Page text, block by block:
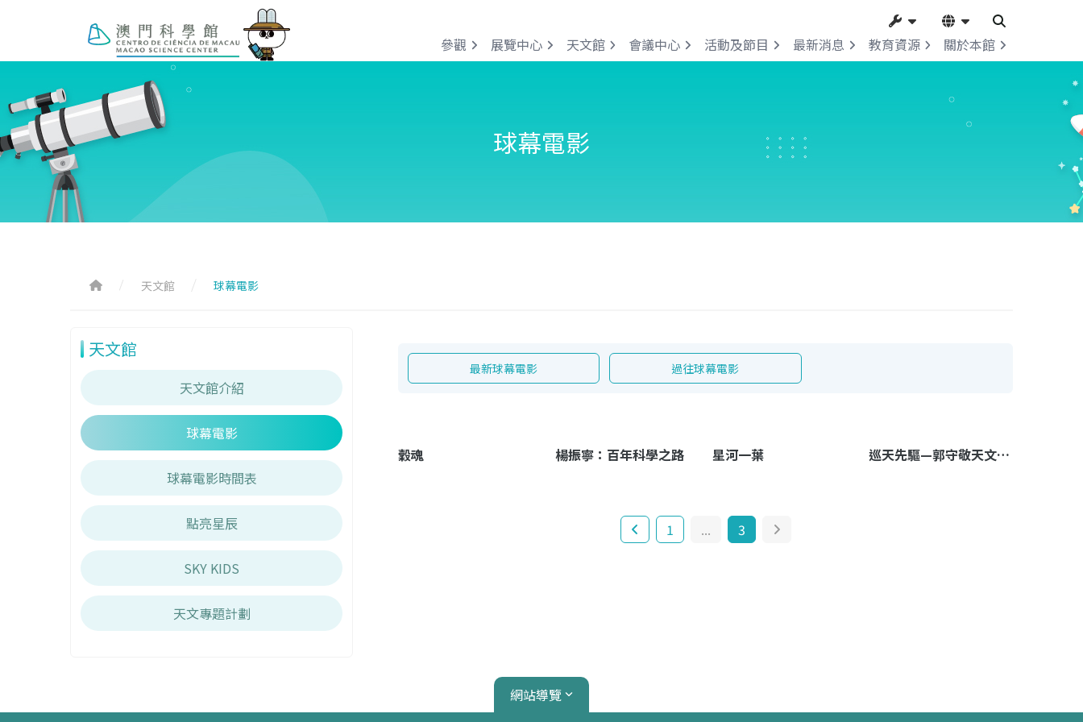
參觀 展覽中心 天文館 會議中心 活動及節目 最新消息 教育資源 關於本館
球幕電影
天文館 球幕電影
天文館
天文館介紹
球幕電影
球幕電影時間表
點亮星辰
SKY KIDS
天文專題計劃
最新球幕電影 過往球幕電影
穀魂 楊振寧：百年科學之路 星河一葉 巡天先驅—郭守敬天文成就
1 ... 3
網站導覽